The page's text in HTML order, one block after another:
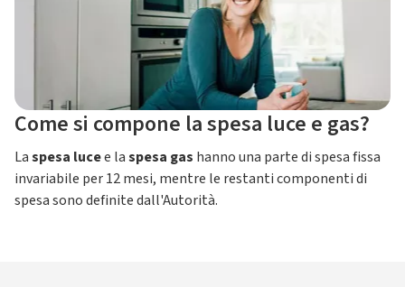
Come si compone la spesa luce e gas?
Laspesa lucee laspesa gas hanno una parte di spesa fissa
invariabile per 12 mesi, mentre le restanti componenti di
spesa sono definite dall'Autorità.